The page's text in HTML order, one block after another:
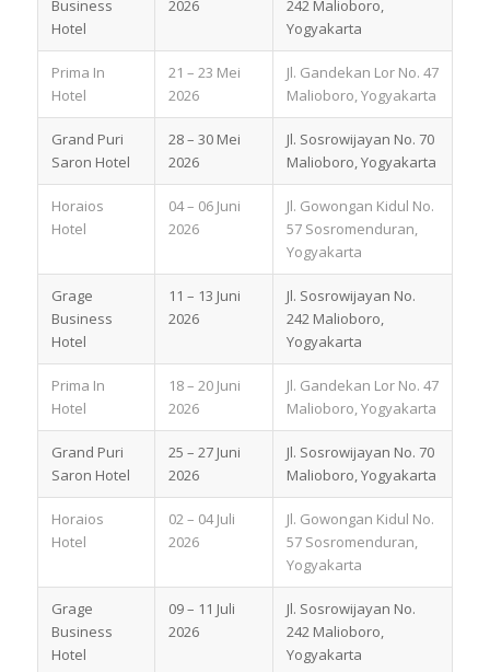
Business
Hotel
2026
242 Malioboro,
Yogyakarta
Prima In
Hotel
21 – 23 Mei
2026
Jl. Gandekan Lor No. 47
Malioboro, Yogyakarta
Grand Puri
Saron Hotel
28 – 30 Mei
2026
Jl. Sosrowijayan No. 70
Malioboro, Yogyakarta
Horaios
Hotel
04 – 06 Juni
2026
Jl. Gowongan Kidul No.
57 Sosromenduran,
Yogyakarta
Grage
Business
Hotel
11 – 13 Juni
2026
Jl. Sosrowijayan No.
242 Malioboro,
Yogyakarta
Prima In
Hotel
18 – 20 Juni
2026
Jl. Gandekan Lor No. 47
Malioboro, Yogyakarta
Grand Puri
Saron Hotel
25 – 27 Juni
2026
Jl. Sosrowijayan No. 70
Malioboro, Yogyakarta
Horaios
Hotel
02 – 04 Juli
2026
Jl. Gowongan Kidul No.
57 Sosromenduran,
Yogyakarta
Grage
Business
Hotel
09 – 11 Juli
2026
Jl. Sosrowijayan No.
242 Malioboro,
Yogyakarta